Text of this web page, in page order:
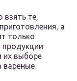
те,
а
только
продукции
их выборе
вареные